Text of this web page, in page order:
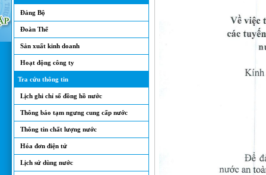
Đảng Bộ
Đoàn Thể
Sản xuất kinh doanh
Hoạt động công ty
Tra cứu thông tin
Lịch ghi chỉ số đồng hồ nước
Thông báo tạm ngưng cung cấp nước
Thông tin chất lượng nước
Hóa đơn điện tử
Lịch sử dùng nước